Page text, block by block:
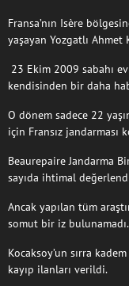
Fransa’nın Isère
yaşayan Yozgatlı Ahmet
23 Ekim 2009 sabahı
kendisinden bir daha
O dönem sadece 22
için Fransız jandarması
Beaurepaire Jandarma
sayıda ihtimal
Ancak yapılan tüm
somut bir iz bulunamadı.
Kocaksoy’un sırra
kayıp ilanları verildi.